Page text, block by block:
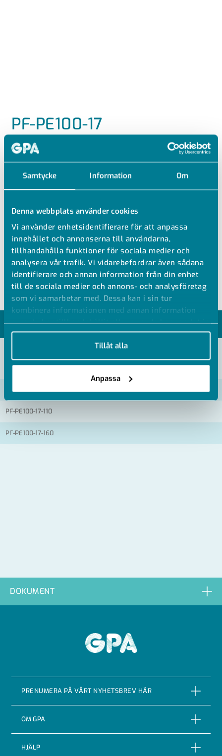
Samtycke Information Om
Denna webbplats använder cookies
Vi använder enhetsidentifierare för att anpassa
innehållet och annonserna till användarna,
tillhandahålla funktioner för sociala medier och
analysera vår trafik. Vi vidarebefordrar även sådana
identifierare och annan information från din enhet
till de sociala medier och annons- och analysföretag
som vi samarbetar med. Dessa kan i sin tur
kombinera informationen med annan information
som du har tillhandahållit eller som de har samlat in
när du har använt deras tjänster.
Tillåt alla
Anpassa
PF-PE100-17
PE/PE POLY-FLO RÖR SDR17/33
PE100-RC Rör 5m Poly-Flo SDR17
Se teknisk information för tillåtna tryck vid högre
temperaturer
Extruderad
Svart
Simultan- och cascadesvetsning
MODELLER
VISA ALLA MÅTT +
Artikelnummer
PF-PE100-17-110
PF-PE100-17-160
DOKUMENT
PRENUMERA PÅ VÅRT NYHETSBREV HÄR
OM GPA
Om företaget
HJÄLP